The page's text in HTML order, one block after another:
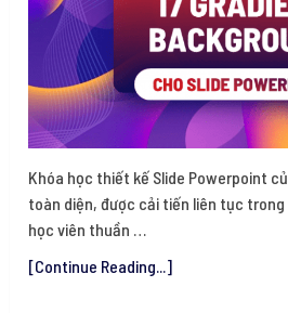
Khóa học thiết kế Slide Powerpoint
toàn diện, được cải tiến liên tục trong
học viên thuần …
[Continue Reading...]